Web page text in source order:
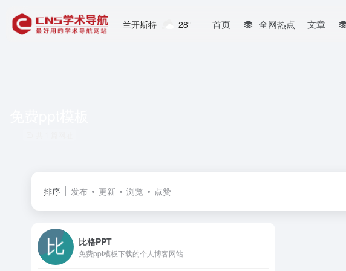
兰开斯特 28° 首页 全网热点 文章
排序 发布 更新 浏览 点赞
比格PPT
免费ppt模板下载的个人博客网站